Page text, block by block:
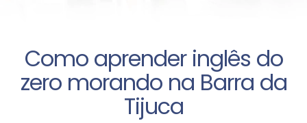
Como aprender inglês do
zero morando na Barra da
Tijuca